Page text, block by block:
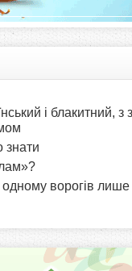
і блакитний, з
знати
ворогів лише